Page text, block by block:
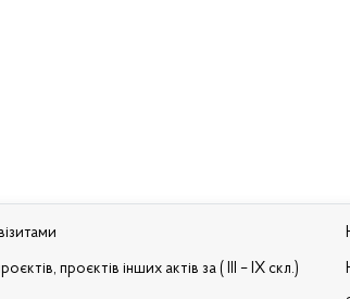
проєктів інших актів за ( III – IX скл.)